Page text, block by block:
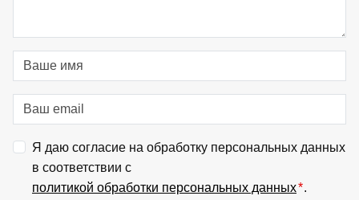
Я даю согласие на обработку персональных данных
в соответствии с
политикой обработки персональных данных*.